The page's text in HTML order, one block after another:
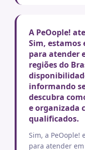
A PeOople!
Sim, estamos
para atender
regiões do
informando
descubra
e organizada
qualificados.
Sim, a PeOople!
para atender